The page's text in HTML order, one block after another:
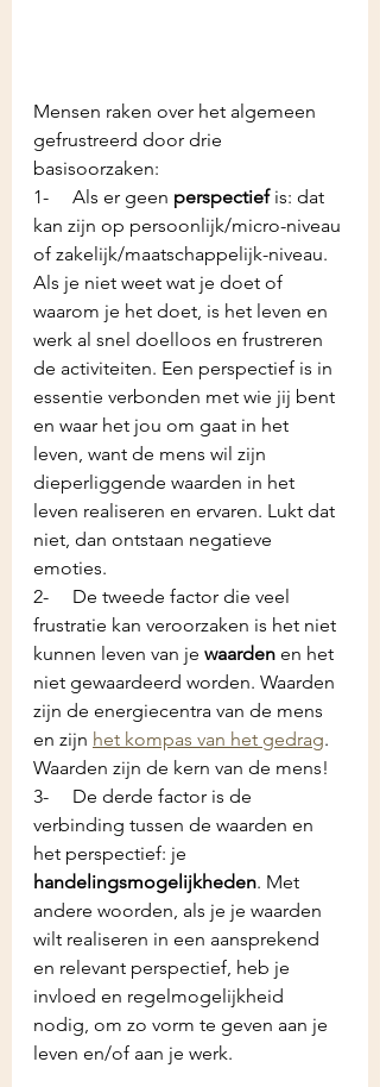
Mensen raken over het algemeen
gefrustreerd door drie
basisoorzaken:
1-     Als er geen perspectief is: dat
kan zijn op persoonlijk/micro-niveau
of zakelijk/maatschappelijk-niveau.
Als je niet weet wat je doet of
waarom je het doet, is het leven en
werk al snel doelloos en frustreren
de activiteiten. Een perspectief is in
essentie verbonden met wie jij bent
en waar het jou om gaat in het
leven, want de mens wil zijn
dieperliggende waarden in het
leven realiseren en ervaren. Lukt dat
niet, dan ontstaan negatieve
emoties.
2-     De tweede factor die veel
frustratie kan veroorzaken is het niet
kunnen leven van je waarden en het
niet gewaardeerd worden. Waarden
zijn de energiecentra van de mens
en zijn het kompas van het gedrag.
Waarden zijn de kern van de mens!
3-     De derde factor is de
verbinding tussen de waarden en
het perspectief: je
handelingsmogelijkheden. Met
andere woorden, als je je waarden
wilt realiseren in een aansprekend
en relevant perspectief, heb je
invloed en regelmogelijkheid
nodig, om zo vorm te geven aan je
leven en/of aan je werk.